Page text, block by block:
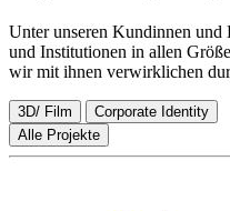
Unter unseren Kundinnen und
und Institutionen in allen
wir mit ihnen verwirklichen
3D/ Film
Corporate Identity
Alle Projekte